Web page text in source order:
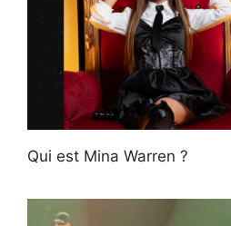
Qui est Mina Warren ?